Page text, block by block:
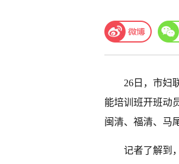
26日，市妇
能培训班开班动
闽清、福清、马
记者了解到